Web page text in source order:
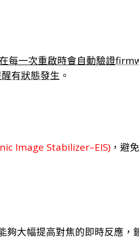
每一次重啟時會自動驗證
有狀態發生 。
Image Stabilizer–EIS) ，避
夠大幅提高對焦的即時反應，